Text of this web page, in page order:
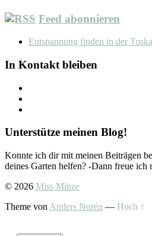
Feed abonnieren
Entspannung finden in der
In Kontakt bleiben
Unterstütze meinen Blog!
Konnte ich dir mit meinen Beiträgen
deines Garten helfen? -Dann freue ich
© 2026 Miss Minze
Theme von Anders Norén — Hoch ↑